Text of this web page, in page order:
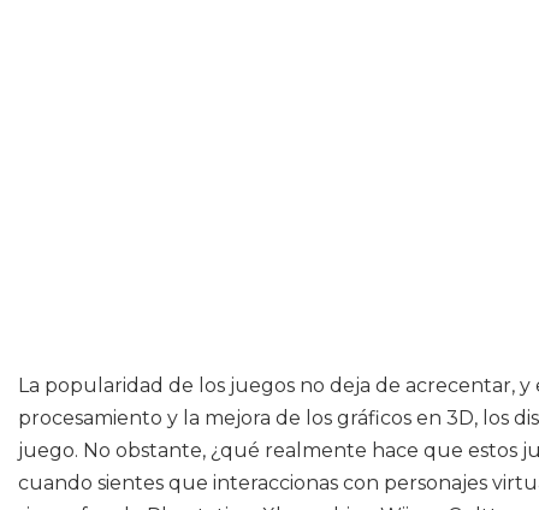
La popularidad de los juegos no deja de acrecentar,
procesamiento y la mejora de los gráficos en 3D, los
juego. No obstante, ¿qué realmente hace que estos
cuando sientes que interaccionas con personajes